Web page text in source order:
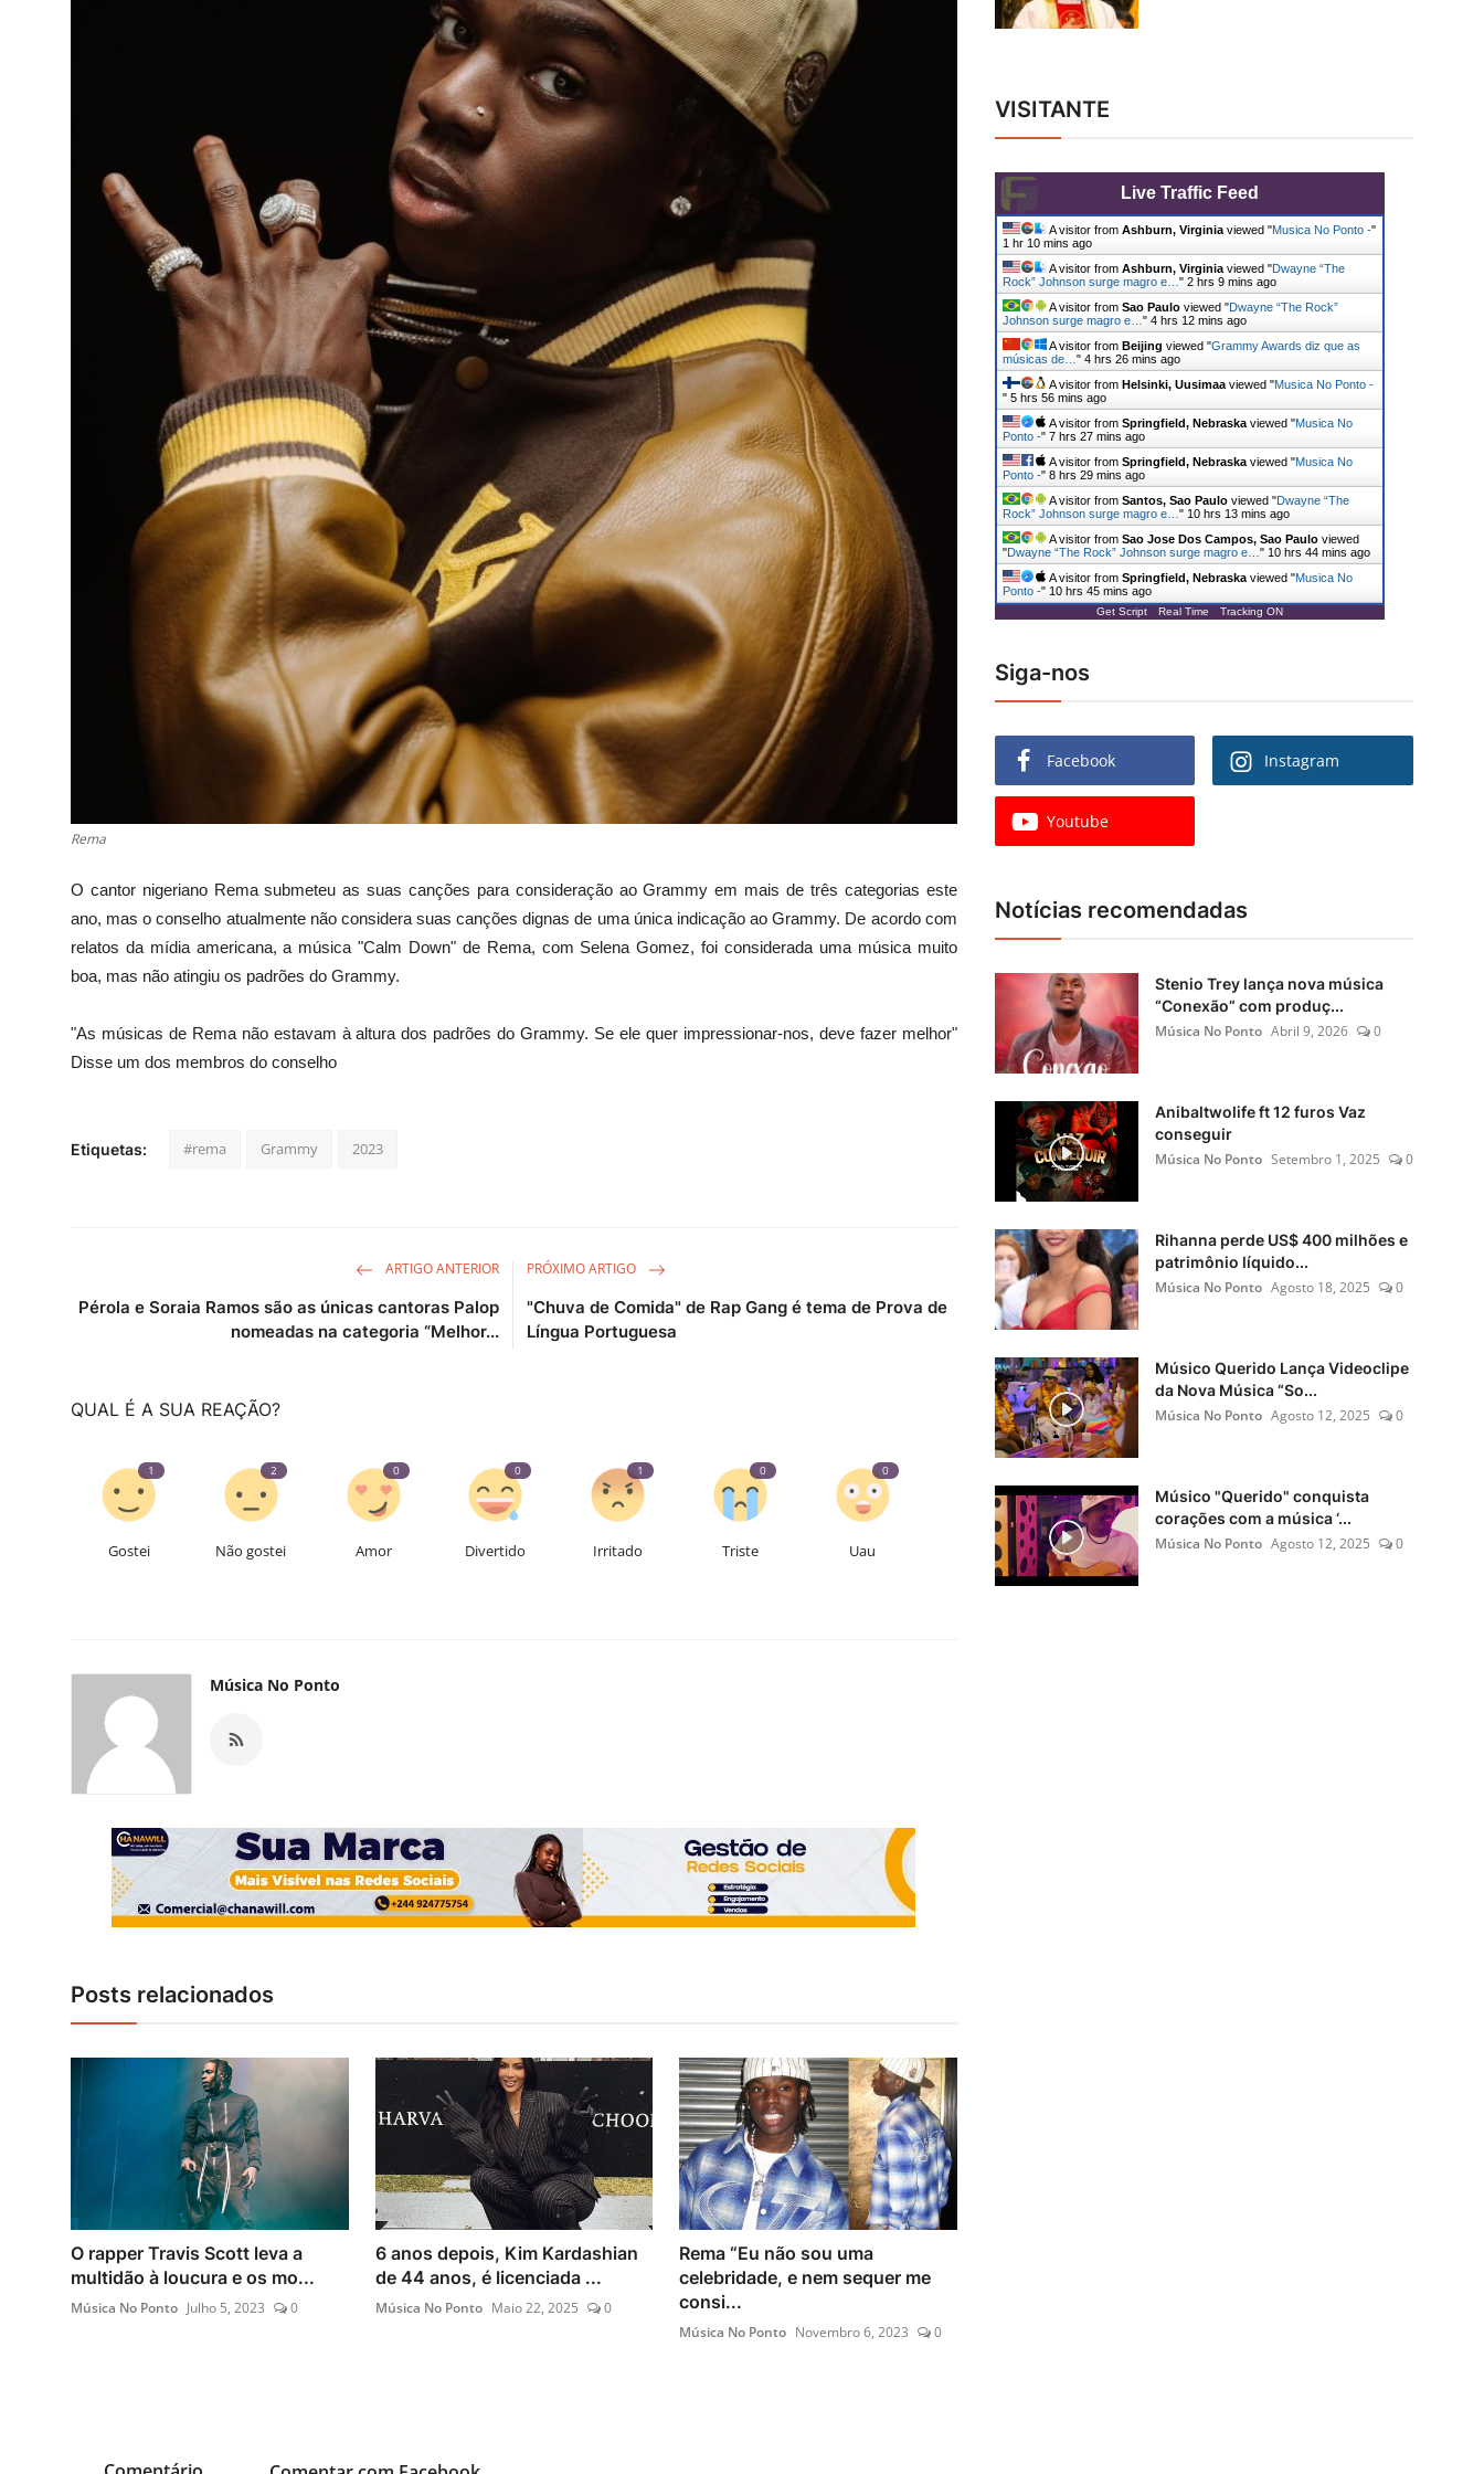
Rema
O cantor nigeriano Rema submeteu as suas canções para consideração ao Grammy em mais de três categorias este
ano, mas o conselho atualmente não considera suas canções dignas de uma única indicação ao Grammy. De acordo com
relatos da mídia americana, a música "Calm Down" de Rema, com Selena Gomez, foi considerada uma música muito
boa, mas não atingiu os padrões do Grammy.
"As músicas de Rema não estavam à altura dos padrões do Grammy. Se ele quer impressionar-nos, deve fazer melhor"
Disse um dos membros do conselho
Etiquetas: #rema Grammy 2023
ARTIGO ANTERIOR
Pérola e Soraia Ramos são as únicas cantoras Palop
nomeadas na categoria “Melhor...
PRÓXIMO ARTIGO
"Chuva de Comida" de Rap Gang é tema de Prova de
Língua Portuguesa
QUAL É A SUA REAÇÃO?
1
Gostei
2
Não gostei
0
Amor
0
Divertido
1
Irritado
0
Triste
0
Uau
Música No Ponto
Posts relacionados
O rapper Travis Scott leva a
multidão à loucura e os mo...
Música No Ponto Julho 5, 2023 0
6 anos depois, Kim Kardashian
de 44 anos, é licenciada ...
Música No Ponto Maio 22, 2025 0
Rema “Eu não sou uma
celebridade, e nem sequer me
consi...
Música No Ponto Novembro 6, 2023 0
VISITANTE
Live Traffic Feed
A visitor from Ashburn, Virginiaviewed "Musica No Ponto -"
1 hr 10 mins ago
A visitor from Ashburn, Virginiaviewed "Dwayne “The
Rock” Johnson surge magro e… " 2 hrs 9 mins ago
A visitor from Sao Pauloviewed "Dwayne “The Rock”
Johnson surge magro e… " 4 hrs 12 mins ago
A visitor from Beijing viewed "Grammy Awards diz que as
músicas de… " 4 hrs 26 mins ago
A visitor from Helsinki, Uusimaaviewed "Musica No Ponto -
" 5 hrs 56 mins ago
A visitor from Springfield, Nebraskaviewed "Musica No
Ponto -" 7 hrs 27 mins ago
A visitor from Springfield, Nebraskaviewed "Musica No
Ponto -" 8 hrs 29 mins ago
A visitor from Santos, Sao Pauloviewed "Dwayne “The
Rock” Johnson surge magro e… " 10 hrs 13 mins ago
A visitor from Sao Jose Dos Campos, Sao Pauloviewed
"Dwayne “The Rock” Johnson surge magro e… " 10 hrs 44 mins ago
A visitor from Springfield, Nebraskaviewed "Musica No
Ponto -" 10 hrs 45 mins ago
Get Script Real Time Tracking ON
Siga-nos
Facebook Instagram
Youtube
Notícias recomendadas
Stenio Trey lança nova música
“Conexão” com produç...
Música No Ponto Abril 9, 2026 0
Anibaltwolife ft 12 furos Vaz
conseguir
Música No Ponto Setembro 1, 2025 0
Rihanna perde US$ 400 milhões e
patrimônio líquido...
Música No Ponto Agosto 18, 2025 0
Músico Querido Lança Videoclipe
da Nova Música “So...
Música No Ponto Agosto 12, 2025 0
Músico "Querido" conquista
corações com a música ‘...
Música No Ponto Agosto 12, 2025 0